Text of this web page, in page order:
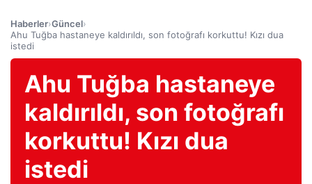
Haberler›Güncel›
Ahu Tuğba hastaneye kaldırıldı, son fotoğrafı korkuttu! Kızı dua
istedi
Ahu Tuğba hastaneye
kaldırıldı, son fotoğrafı
korkuttu! Kızı dua
istedi